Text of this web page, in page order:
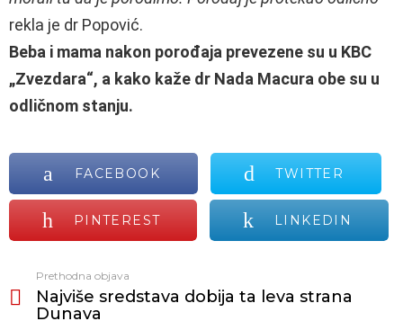
rekla je dr Popović.
Beba i mama nakon porođaja prevezene su u KBC
„Zvezdara“, a kako kaže dr Nada Macura obe su u
odličnom stanju.
FACEBOOK TWITTER
PINTEREST LINKEDIN
još
Prethodna objava
Najviše sredstava dobija ta leva strana
Dunava